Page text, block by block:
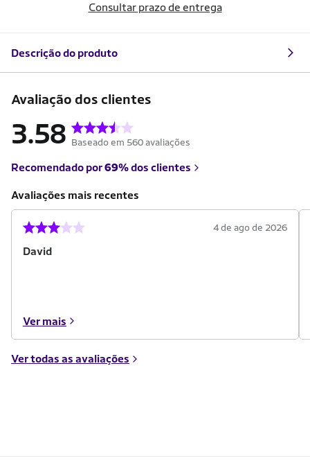
Consultar prazo de entrega
Descrição do produto
Avaliação dos clientes
3.58 Baseado em 560 avaliações
Recomendado por69%dos clientes
Avaliações mais recentes
David
4 de ago de 2026
Ver mais
Ver todas as avaliações